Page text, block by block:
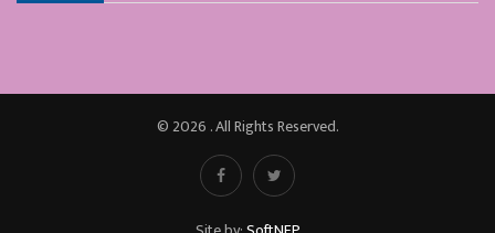
© 2026 . All Rights Reserved.